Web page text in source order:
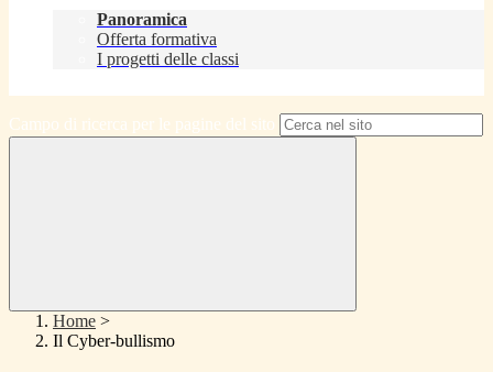
Panoramica
Offerta formativa
I progetti delle classi
Campo di ricerca per le pagine del sito
Home >
Il Cyber-bullismo